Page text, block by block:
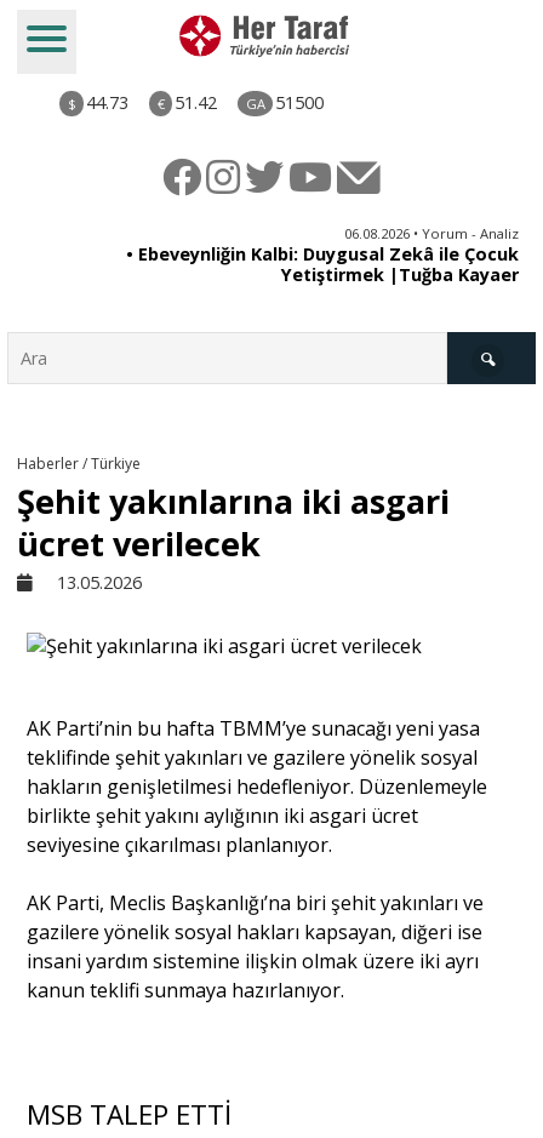
$ 44.73 € 51.42 GA 51500
06.08.2026 • Yorum - Analiz
• Ebeveynliğin Kalbi: Duygusal Zekâ ile Çocuk
Yetiştirmek |Tuğba Kayaer
Derkenar
Ekonomi
Dünya
Yorum - Analiz
Söyleşi
Haberler / Türkiye
Şehit yakınlarına iki asgari
ücret verilecek
13.05.2026
AK Parti’nin bu hafta TBMM’ye sunacağı yeni yasa
teklifinde şehit yakınları ve gazilere yönelik sosyal
hakların genişletilmesi hedefleniyor. Düzenlemeyle
birlikte şehit yakını aylığının iki asgari ücret
seviyesine çıkarılması planlanıyor.
AK Parti, Meclis Başkanlığı’na biri şehit yakınları ve
gazilere yönelik sosyal hakları kapsayan, diğeri ise
insani yardım sistemine ilişkin olmak üzere iki ayrı
kanun teklifi sunmaya hazırlanıyor.
MSB TALEP ETTİ